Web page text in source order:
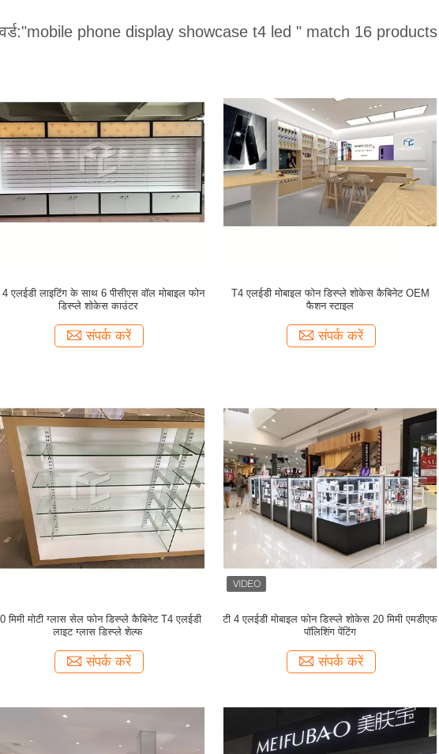
"mobile phone display showcase t4 led " match 16 products
4 एलईडी लाइटिंग के साथ 6 पीसीएस वॉल मोबाइल फोन
डिस्प्ले शोकेस काउंटर
संपर्क करें
T4 एलईडी मोबाइल फोन डिस्प्ले शोकेस कैबिनेट OEM
फैशन स्टाइल
संपर्क करें
मिमी मोटी ग्लास सेल फोन डिस्प्ले कैबिनेट T4 एलईडी
लाइट ग्लास डिस्प्ले शेल्फ
संपर्क करें
टी 4 एलईडी मोबाइल फोन डिस्प्ले शोकेस 20 मिमी एमडीएफ
पॉलिशिंग पेंटिंग
संपर्क करें